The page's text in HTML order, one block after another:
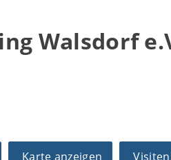
Walsdorf
Karte anzeigen